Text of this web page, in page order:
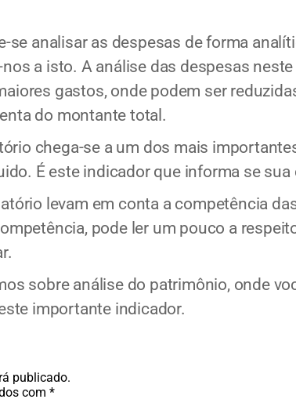
se analisar as despesas de forma
a isto. A análise das despesas
gastos, onde podem ser
do montante total.
chega-se a um dos mais
É este indicador que informa se
levam em conta a competência
pode ler um pouco a
sobre análise do patrimônio, onde
importante indicador.
publicado.
com *